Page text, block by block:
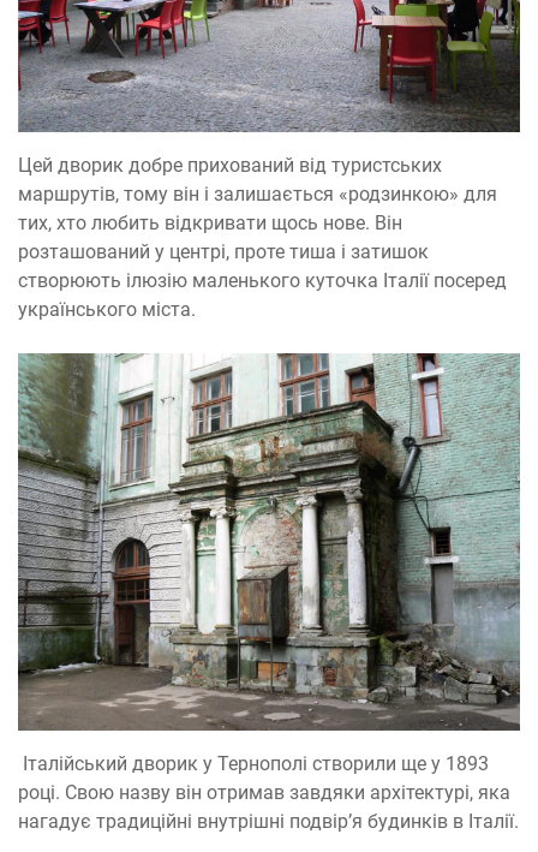
Цей дворик добре прихований від туристських
маршрутів, тому він і залишається «родзинкою» для
тих, хто любить відкривати щось нове. Він
розташований у центрі, проте тиша і затишок
створюють ілюзію маленького куточка Італії посеред
українського міста.
Італійський дворик у Тернополі створили ще у 1893
році. Свою назву він отримав завдяки архітектурі, яка
нагадує традиційні внутрішні подвір’я будинків в Італії.